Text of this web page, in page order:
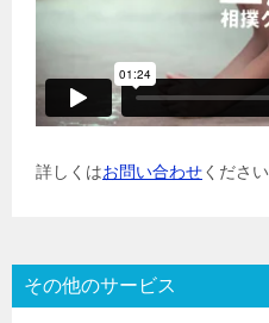
詳しくはお問い合わせください
その他のサービス